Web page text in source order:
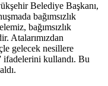
Belediye Başkanı,
bağımsızlık
bağımsızlık
Atalarımızdan
gelecek nesillere
kullandı. Bu